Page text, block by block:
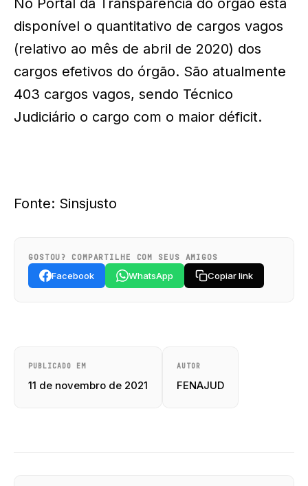
No Portal da Transparência do órgão está
disponível o quantitativo de cargos vagos
(relativo ao mês de abril de 2020) dos
cargos efetivos do órgão. São atualmente
403 cargos vagos, sendo Técnico
Judiciário o cargo com o maior déficit.
Fonte: Sinsjusto
GOSTOU? COMPARTILHE COM SEUS AMIGOS
Facebook WhatsApp Copiar link
PUBLICADO EM
11 de novembro de 2021
AUTOR
FENAJUD